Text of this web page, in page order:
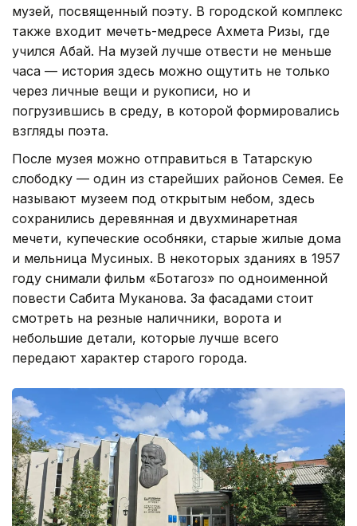
музей, посвященный поэту. В городской комплекс
также входит мечеть-медресе Ахмета Ризы, где
учился Абай. На музей лучше отвести не меньше
часа — история здесь можно ощутить не только
через личные вещи и рукописи, но и
погрузившись в среду, в которой формировались
взгляды поэта.
После музея можно отправиться в Татарскую
слободку — один из старейших районов Семея. Ее
называют музеем под открытым небом, здесь
сохранились деревянная и двухминаретная
мечети, купеческие особняки, старые жилые дома
и мельница Мусиных. В некоторых зданиях в 1957
году снимали фильм «Ботагоз» по одноименной
повести Сабита Муканова. За фасадами стоит
смотреть на резные наличники, ворота и
небольшие детали, которые лучше всего
передают характер старого города.